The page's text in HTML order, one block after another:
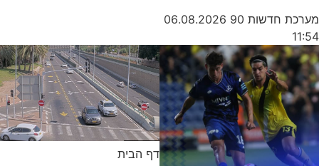
מערכת חדשות 90
06.08.2026
11:54
דף הבית